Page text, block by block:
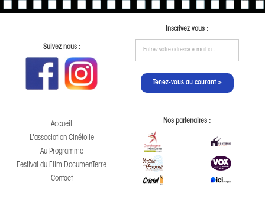
Suivez nous :
Inscrivez vous :
Accueil
L'association Cinétoile
Au Programme
Festival du Film DocumenTerre
Contact
Nos partenaires :